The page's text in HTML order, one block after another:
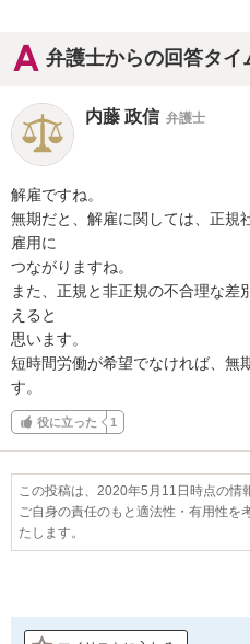
弁護士からの回答タイ
内藤 政信 弁護士
解雇ですね。
無期だと、解雇に関しては、正規
雇用に
つながりますね。
また、正規と非正規の不合理な差
えると
思います。
短時間労働が希望でなければ、無
す。
役に立った 1
この投稿は、2020年5月11日時点の情
ご自身の責任のもと適法性・有用性
たします。